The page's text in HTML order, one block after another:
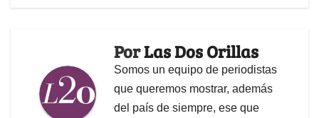
PorLas Dos Orillas
Somos un equipo de periodistas
que queremos mostrar, además
del país de siempre, ese que